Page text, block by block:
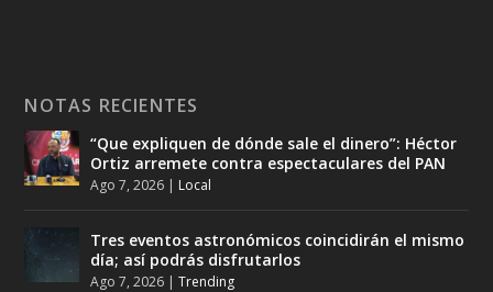
NOTAS RECIENTES
“Que expliquen de dónde sale el dinero”: Héctor
Ortiz arremete contra espectaculares del PAN
Ago 7, 2026 | Local
Tres eventos astronómicos coincidirán el mismo
día; así podrás disfrutarlos
Ago 7, 2026 |Trending